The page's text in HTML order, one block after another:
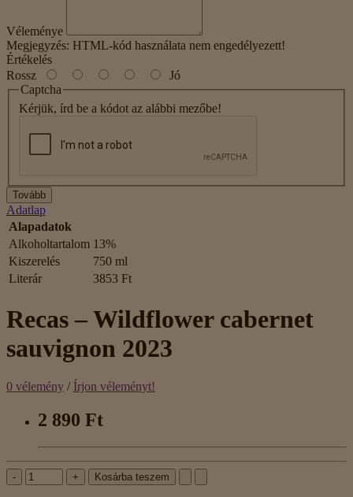
Véleménye
Megjegyzés: HTML-kód használata nem engedélyezett!
Értékelés
Rossz
Jó
Captcha
Kérjük, írd be a kódot az alábbi mezőbe!
Tovább
Adatlap
Alapadatok
Alkoholtartalom 13%
Kiszerelés
750 ml
Literár
3853 Ft
Recas – Wildflower cabernet
sauvignon 2023
0 vélemény / Írjon véleményt!
2 890 Ft
- + Kosárba teszem